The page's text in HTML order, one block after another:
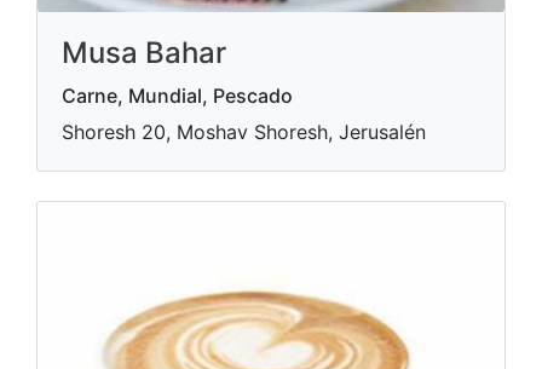
Musa Bahar
Carne, Mundial, Pescado
Shoresh 20, Moshav Shoresh, Jerusalén